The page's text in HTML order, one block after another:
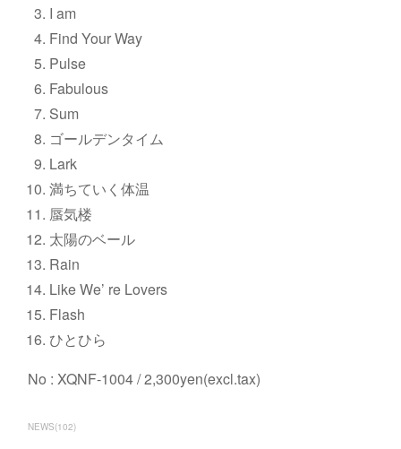
I am
Find Your Way
Pulse
Fabulous
Sum
ゴールデンタイム
Lark
満ちていく体温
蜃気楼
太陽のベール
Rain
Like We’ re Lovers
Flash
ひとひら
No : XQNF-1004 / 2,300yen(excl.tax)
NEWS(102)